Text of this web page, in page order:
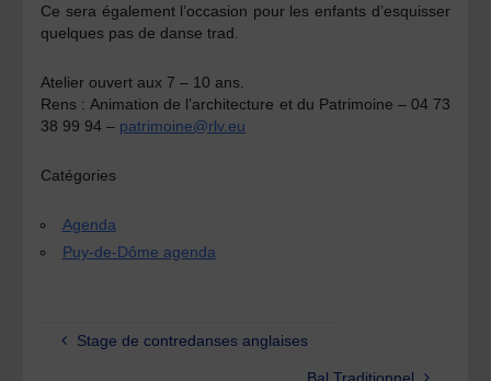
Ce sera également l’occasion pour les enfants d’esquisser
quelques pas de danse trad.
Atelier ouvert aux 7 – 10 ans.
Rens : Animation de l’architecture et du Patrimoine – 04 73
38 99 94 – patrimoine@rlv.eu
Catégories
Agenda
Puy-de-Dôme agenda
Stage de contredanses anglaises